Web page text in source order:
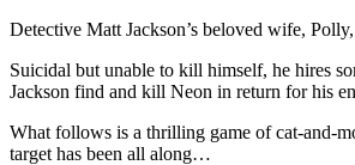
Detective Matt Jackson’s beloved wife,
Suicidal but unable to kill himself, he hires
Jackson find and kill Neon in return for his
What follows is a thrilling game of cat-and-
target has been all along…